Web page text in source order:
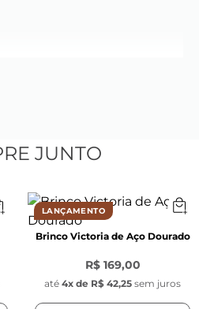
Verde 7 mm x 4 mm x
JUNTO
LANÇAMENTO
Brinco Victoria de Aço Dourado
R$ 169,00
até 4x de R$ 42,25 sem juros